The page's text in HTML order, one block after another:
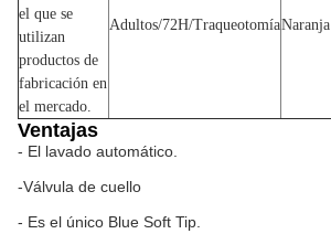
el que se
utilizan
productos de
fabricación en
el mercado.
Adultos/72H/TraqueotomíaNaranja
Ventajas
- El lavado automático.
-Válvula de cuello
- Es el único Blue Soft Tip.